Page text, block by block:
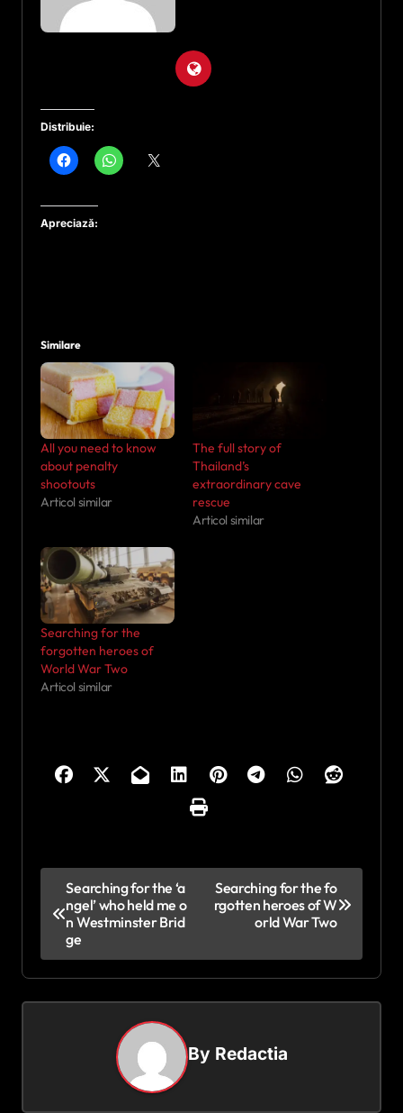
Distribuie:
Apreciază:
Similare
All you need to know
about penalty
shootouts
Articol similar
The full story of
Thailand’s
extraordinary cave
rescue
Articol similar
Searching for the
forgotten heroes of
World War Two
Articol similar
i
g
Searching for the ‘a
ngel’ who held me o
n Westminster Brid
ge
Searching for the fo
rgotten heroes of W
orld War Two
By Redactia